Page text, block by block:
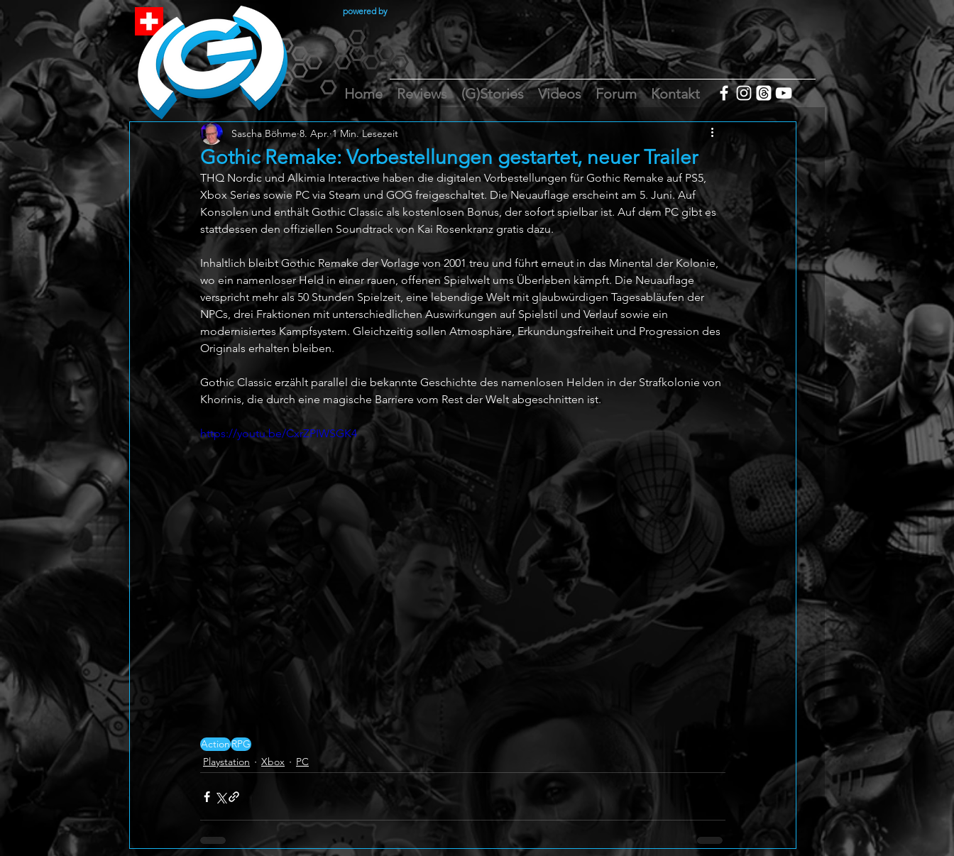
powered by
Home Reviews (G)Stories Videos Forum Kontakt
Gothic Remake: Vorbestellungen gestartet, neuer Trailer
Sascha Böhme 8. Apr. 1 Min. Lesezeit
THQ Nordic und Alkimia Interactive haben die digitalen Vorbestellungen für Gothic Remake auf PS5,
Xbox Series sowie PC via Steam und GOG freigeschaltet. Die Neuauflage erscheint am 5. Juni. Auf
Konsolen und enthält Gothic Classic als kostenlosen Bonus, der sofort spielbar ist. Auf dem PC gibt es
stattdessen den offiziellen Soundtrack von Kai Rosenkranz gratis dazu.
Inhaltlich bleibt Gothic Remake der Vorlage von 2001 treu und führt erneut in das Minental der Kolonie,
wo ein namenloser Held in einer rauen, offenen Spielwelt ums Überleben kämpft. Die Neuauflage
verspricht mehr als 50 Stunden Spielzeit, eine lebendige Welt mit glaubwürdigen Tagesabläufen der
NPCs, drei Fraktionen mit unterschiedlichen Auswirkungen auf Spielstil und Verlauf sowie ein
modernisiertes Kampfsystem. Gleichzeitig sollen Atmosphäre, Erkundungsfreiheit und Progression des
Originals erhalten bleiben.
Gothic Classic erzählt parallel die bekannte Geschichte des namenlosen Helden in der Strafkolonie von
Khorinis, die durch eine magische Barriere vom Rest der Welt abgeschnitten ist.
https://youtu.be/CxrZPIWSGK4
ActionRPG
Playstation
Xbox PC